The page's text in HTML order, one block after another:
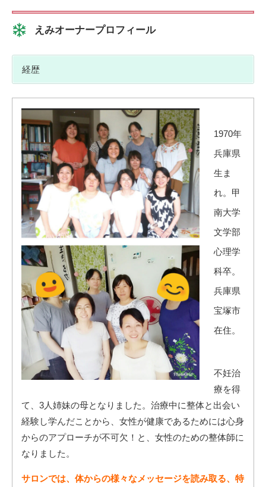
えみオーナープロフィール
経歴
1970年
兵庫県
生ま
れ。甲
南大学
文学部
心理学
科卒。
兵庫県
宝塚市
在住。
不妊治
療を得
て、3人姉妹の母となりました。治療中に整体と出会い
経験し学んだことから、女性が健康であるためには心身
からのアプローチが不可欠！と、女性のための整体師に
なりました。
サロンでは、体からの様々なメッセージを読み取る、特